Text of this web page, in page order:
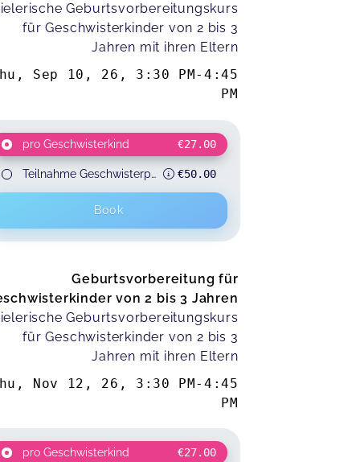
Geburtsvorbereitungskurs
für Geschwisterkinder von 2 bis 3
Jahren mit ihren Eltern
Sep 10, 26 , 3:30 PM -4:45
PM
pro Geschwisterkind €27.00
Teilnahme Geschwisterpaar for 2 participants
€50.00
Book
Geburtsvorbereitung für
von 2 bis 3 Jahren
Geburtsvorbereitungskurs
für Geschwisterkinder von 2 bis 3
Jahren mit ihren Eltern
Nov 12, 26 , 3:30 PM -4:45
PM
pro Geschwisterkind €27.00